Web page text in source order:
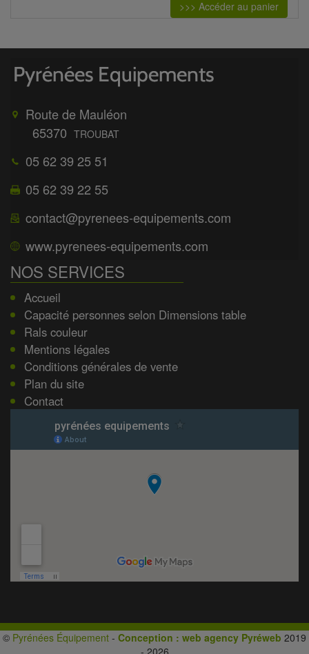
>>> Accéder au panier
Route de Mauléon
65370 TROUBAT
05 62 39 25 51
05 62 39 22 55
contact@pyrenees-equipements.com
www.pyrenees-equipements.com
NOS SERVICES
Accueil
Capacité personnes selon Dimensions table
Rals couleur
Mentions légales
Conditions générales de vente
Plan du site
Contact
© Pyrénées Équipement - Conception : web agency Pyréweb 2019